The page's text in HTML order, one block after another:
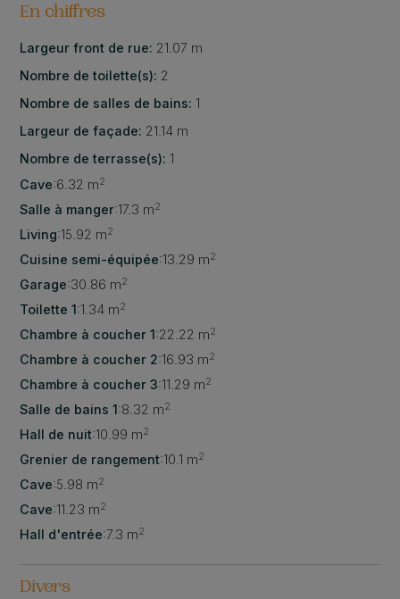
En chiffres
Largeur front de rue: 21.07 m
Nombre de toilette(s): 2
Nombre de salles de bains: 1
Largeur de façade: 21.14 m
Nombre de terrasse(s): 1
Cave:6.32 m2
Salle à manger:17.3 m2
Living:15.92 m2
Cuisine semi-équipée:13.29 m2
Garage:30.86 m2
Toilette 1 :1.34 m2
Chambre à coucher 1 :22.22 m2
Chambre à coucher 2:16.93 m2
Chambre à coucher 3:11.29 m2
Salle de bains 1 :8.32 m2
Hall de nuit:10.99 m2
Grenier de rangement:10.1 m2
Cave:5.98 m2
Cave:11.23 m2
Hall d'entrée:7.3 m2
Divers